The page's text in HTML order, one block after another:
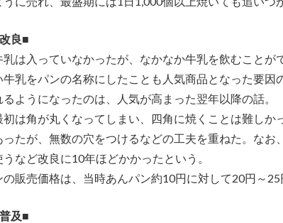
良■
乳は入っていなかったが、なかなか牛乳を飲むことが
牛乳をパンの名称にしたことも人気商品となった要因
ようになったのは、人気が高まった翌年以降の話。
初は角が丸くなってしまい、四角に焼くことは難しか
ったが、無数の穴をつけるなどの工夫を重ねた。なお
など改良に10年ほどかかったという。
販売価格は、当時あんパン約10円に対して20円～25
及■